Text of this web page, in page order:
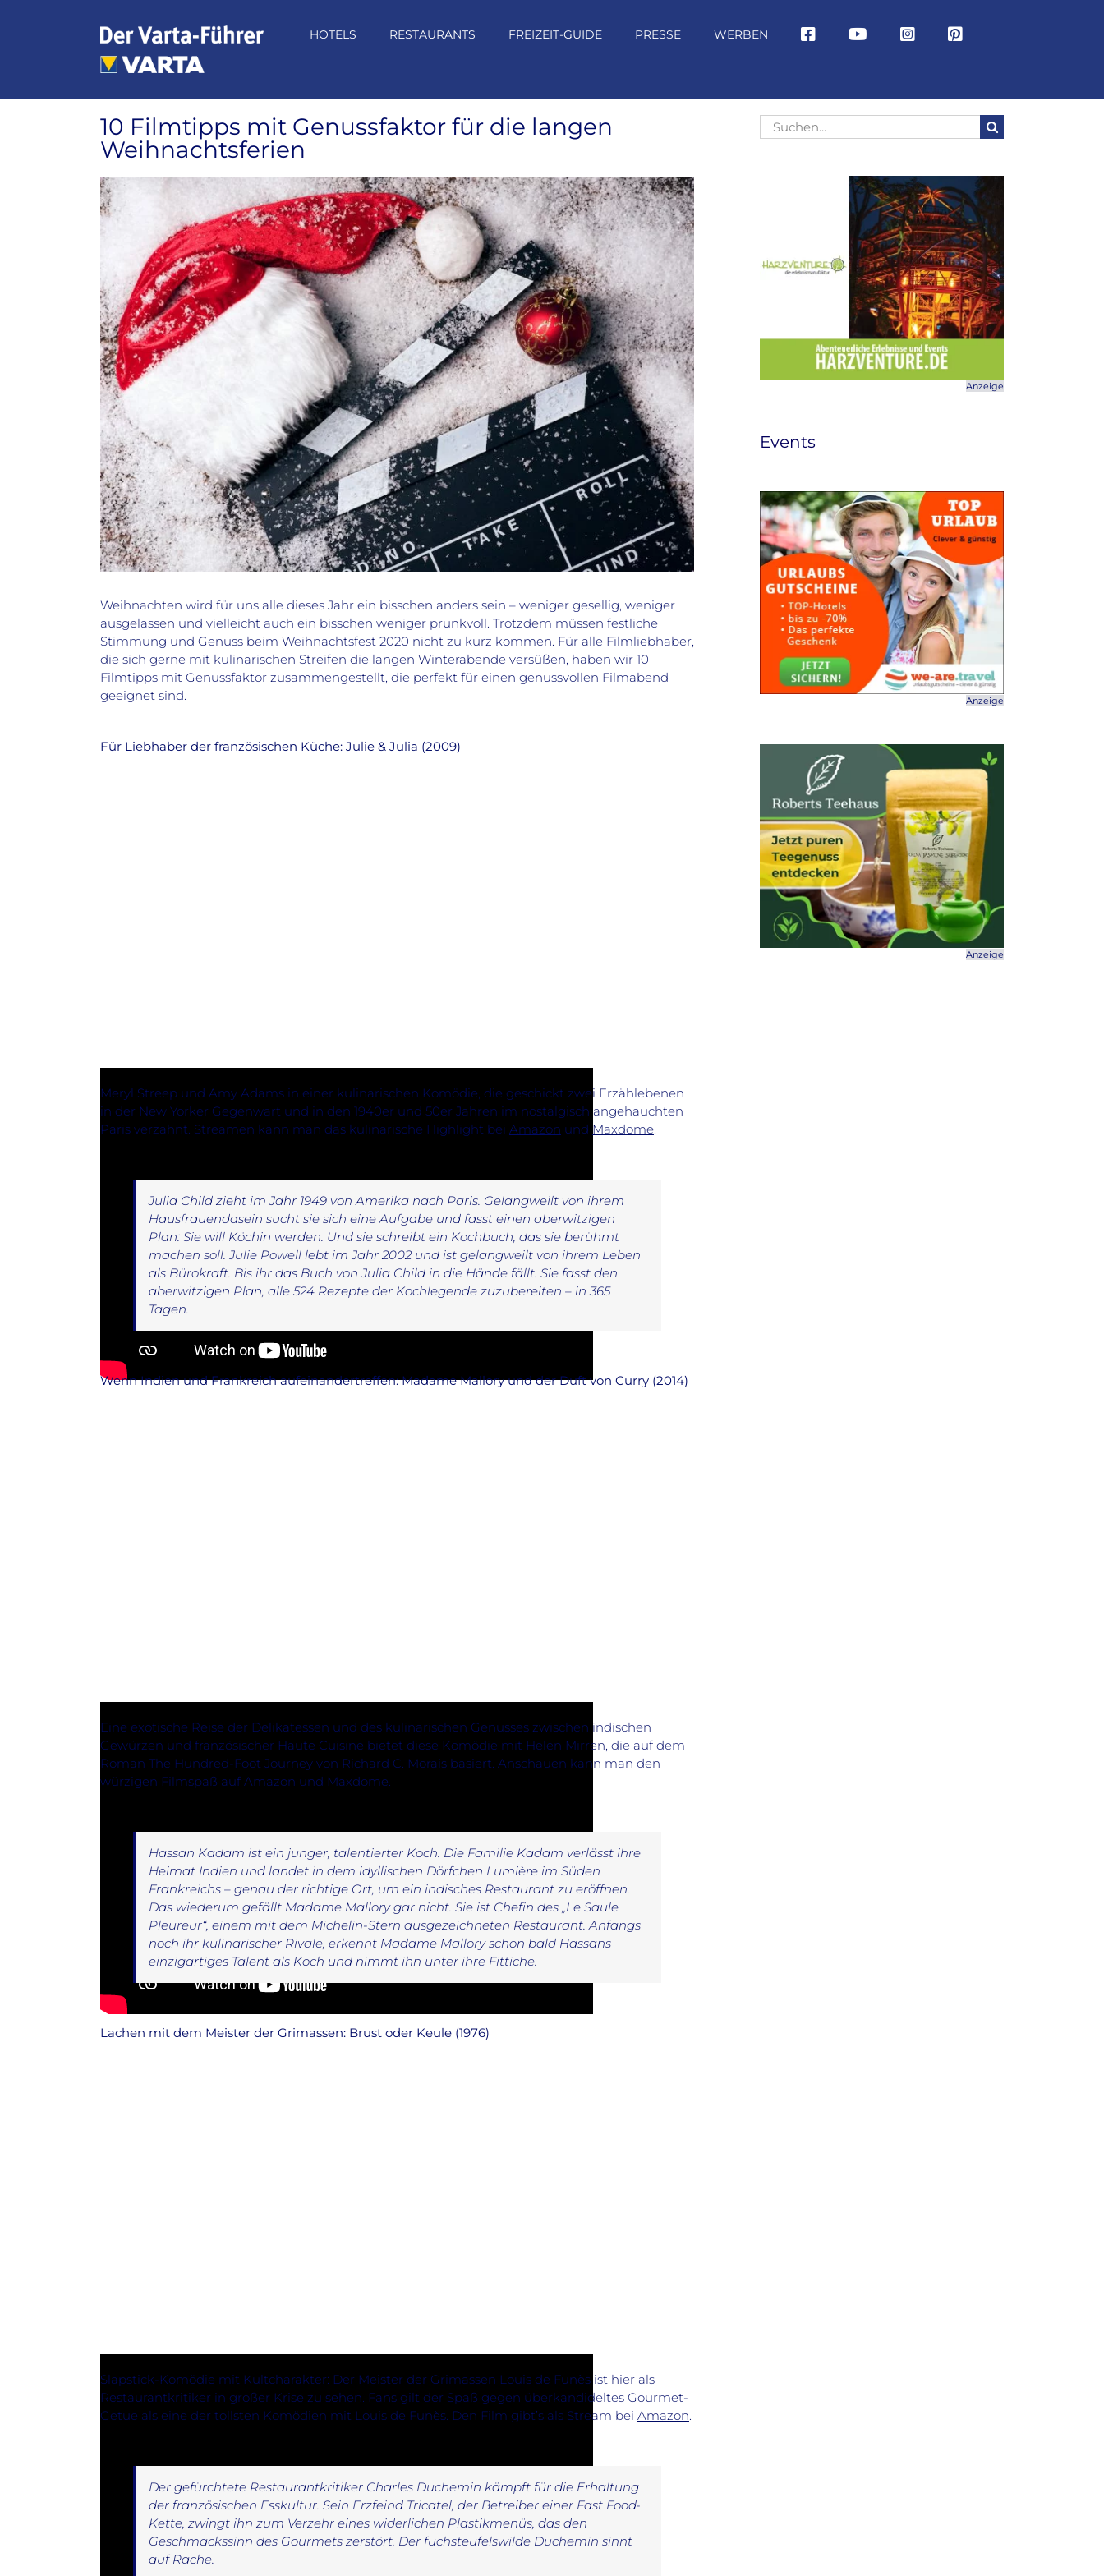
HOTELS RESTAURANTS FREIZEIT-GUIDE PRESSE WERBEN
10 Filmtipps mit Genussfaktor für die langen
Weihnachtsferien
Zeige
grösseres
Bild
Weihnachten wird für uns alle dieses Jahr ein bisschen anders sein – weniger gesellig, weniger
ausgelassen und vielleicht auch ein bisschen weniger prunkvoll. Trotzdem müssen festliche
Stimmung und Genuss beim Weihnachtsfest 2020 nicht zu kurz kommen. Für alle Filmliebhaber,
die sich gerne mit kulinarischen Streifen die langen Winterabende versüßen, haben wir 10
Filmtipps mit Genussfaktor zusammengestellt, die perfekt für einen genussvollen Filmabend
geeignet sind.
Für Liebhaber der französischen Küche: Julie & Julia (2009)
Meryl Streep und Amy Adams in einer kulinarischen Komödie, die geschickt zwei Erzählebenen
in der New Yorker Gegenwart und in den 1940er und 50er Jahren im nostalgisch angehauchten
Paris verzahnt. Streamen kann man das kulinarische Highlight bei Amazon und Maxdome.
Julia Child zieht im Jahr 1949 von Amerika nach Paris. Gelangweilt von ihrem
Hausfrauendasein sucht sie sich eine Aufgabe und fasst einen aberwitzigen
Plan: Sie will Köchin werden. Und sie schreibt ein Kochbuch, das sie berühmt
machen soll. Julie Powell lebt im Jahr 2002 und ist gelangweilt von ihrem Leben
als Bürokraft. Bis ihr das Buch von Julia Child in die Hände fällt. Sie fasst den
aberwitzigen Plan, alle 524 Rezepte der Kochlegende zuzubereiten – in 365
Tagen.
Wenn Indien und Frankreich aufeinandertreffen: Madame Mallory und der Duft von Curry (2014)
Eine exotische Reise der Delikatessen und des kulinarischen Genusses zwischen indischen
Gewürzen und französischer Haute Cuisine bietet diese Komödie mit Helen Mirren, die auf dem
Roman The Hundred-Foot Journey von Richard C. Morais basiert. Anschauen kann man den
würzigen Filmspaß auf Amazon und Maxdome.
Hassan Kadam ist ein junger, talentierter Koch. Die Familie Kadam verlässt ihre
Heimat Indien und landet in dem idyllischen Dörfchen Lumière im Süden
Frankreichs – genau der richtige Ort, um ein indisches Restaurant zu eröffnen.
Das wiederum gefällt Madame Mallory gar nicht. Sie ist Chefin des „Le Saule
Pleureur“, einem mit dem Michelin-Stern ausgezeichneten Restaurant. Anfangs
noch ihr kulinarischer Rivale, erkennt Madame Mallory schon bald Hassans
einzigartiges Talent als Koch und nimmt ihn unter ihre Fittiche.
Lachen mit dem Meister der Grimassen: Brust oder Keule (1976)
Slapstick-Komödie mit Kultcharakter: Der Meister der Grimassen Louis de Funès ist hier als
Restaurantkritiker in großer Krise zu sehen. Fans gilt der Spaß gegen überkandideltes Gourmet-
Getue als eine der tollsten Komödien mit Louis de Funès. Den Film gibt’s als Stream bei Amazon.
Der gefürchtete Restaurantkritiker Charles Duchemin kämpft für die Erhaltung
der französischen Esskultur. Sein Erzfeind Tricatel, der Betreiber einer Fast Food-
Kette, zwingt ihn zum Verzehr eines widerlichen Plastikmenüs, das den
Geschmackssinn des Gourmets zerstört. Der fuchsteufelswilde Duchemin sinnt
auf Rache.
Suche
nach:
Anzeige
Events
Anzeige
Anzeige